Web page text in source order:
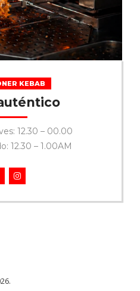
KEBAB
12.30 – 00.00
12.30 – 1.00AM